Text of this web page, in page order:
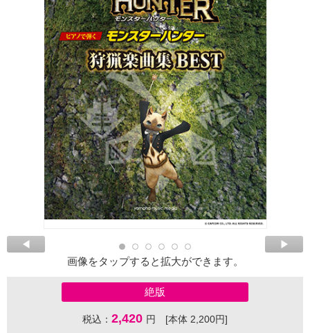
画像をタップすると拡大ができます。
絶版
税込： 2,420 円 [本体 2,200円]